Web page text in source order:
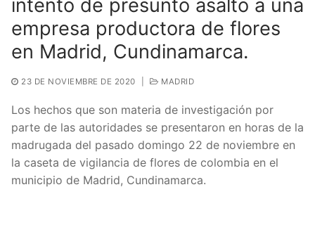
intento de presunto asalto a una
empresa productora de flores
en Madrid, Cundinamarca.
23 DE NOVIEMBRE DE 2020 MADRID
Los hechos que son materia de investigación por
parte de las autoridades se presentaron en horas de la
madrugada del pasado domingo 22 de noviembre en
la caseta de vigilancia de flores de colombia en el
municipio de Madrid, Cundinamarca.